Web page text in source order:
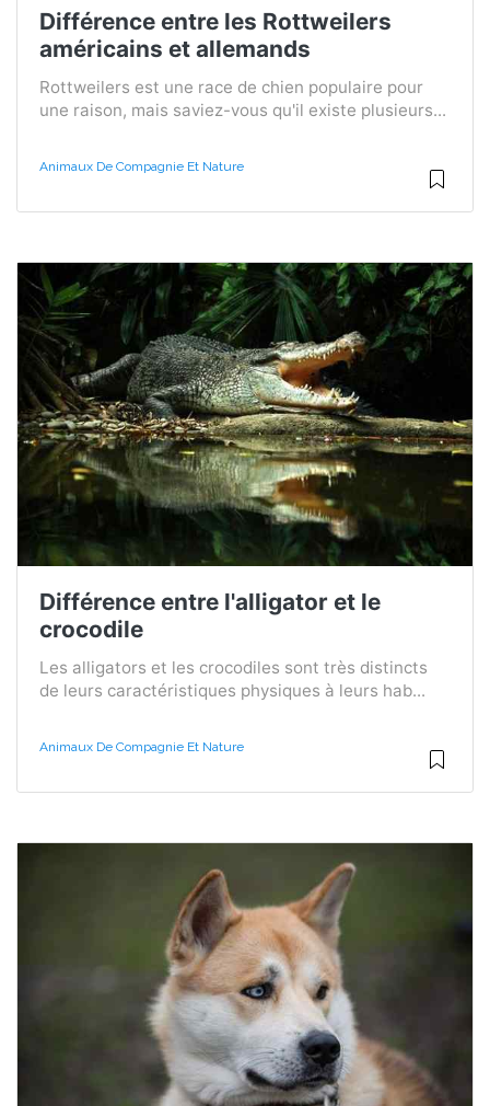
Différence entre les Rottweilers
américains et allemands
Rottweilers est une race de chien populaire pour
une raison, mais saviez-vous qu'il existe plusieurs...
Animaux De Compagnie Et Nature
Différence entre l'alligator et le
crocodile
Les alligators et les crocodiles sont très distincts
de leurs caractéristiques physiques à leurs hab...
Animaux De Compagnie Et Nature